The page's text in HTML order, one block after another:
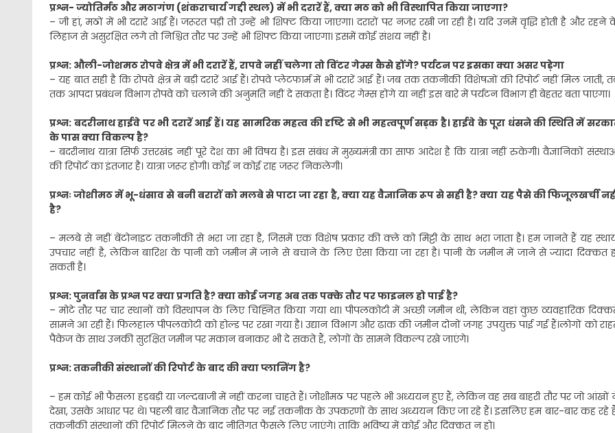
प्रश्न- ज्योतिर्मठ और मठागंण (शंकराचार्य गद्दी स्थल) में भी दरारें हैं, क्या मठ को भी विस्थापित किया जाएगा?
– जी हां, मठों में भी दरारें आई हैं। जरूरत पड़ी तो उन्हें भी शिफ्ट किया जाएगा। दरारों पर नजर रखी जा रही है। यदि उनमें वृद्धि होती है और रहने
लिहाज से असुरक्षित लगे तो निश्चित तौर पर उन्हें भी शिफ्ट किया जाएगा। इसमें कोई संशय नहीं है।
प्रश्न: औली-जोशमठ रोपवे क्षेत्र में भी दरारें हैं, रापवे नहीं चलेगा तो विंटर गेम्स कैसे होंगे? पर्यटन पर इसका क्या असर पड़ेगा
– यह बात सही है कि रोपवे क्षेत्र में बड़ी दरारें आई हैं। रोपवे प्लेटफार्म में भी दरारें आई हैं। जब तक तकनीकी विशेषज्ञों की रिपोर्ट नहीं मिल जाती,
तक आपदा प्रबंधन विभाग रोपवे को चलाने की अनुमति नहीं दे सकता है। विंटर गेम्स होंगे या नहीं इस बारे में पर्यटन विभाग ही बेहतर बता पाएगा।
प्रश्न: बदरीनाथ हाईवे पर भी दरारें आई हैं। यह सामरिक महत्व की दृष्टि से भी महत्वपूर्ण सड़क है। हाईवे के पूरा धंसने की स्थिति में
के पास क्या विकल्प है?
– बदरीनाथ यात्रा सिर्फ उत्तरखंड नहीं पूरे देश का भी विषय है। इस संबंध में मुख्यमंत्री का साफ आदेश है कि यात्रा नहीं रुकेगी। वैज्ञानिकों
की रिपोर्ट का इंतजार है। यात्रा जरूर होगी। कोई न कोई राह जरूर निकलेगी।
प्रश्नः जोशीमठ में भू-धंसाव से बनी बरारों को मलबे से पाटा जा रहा है, क्या यह वैज्ञानिक रूप से सही है? क्या यह पैसे की फिजूलखर्ची
है?
– मलबे से नहीं बेंटोनाइट तकनीकी से भरा जा रहा है, जिसमें एक विशेष प्रकार की क्ले को मिट्टी के साथ भरा जाता है। हम जानते हैं यह
उपचार नहीं है, लेकिन बारिश के पानी को जमीन में जाने से बचाने के लिए ऐसा किया जा रहा है। पानी के जमीन में जाने से ज्यादा दिक्कत
सकती है।
प्रश्न: पुनर्वास के प्रश्न पर क्या प्रगति है? क्या कोई जगह अब तक पक्के तौर पर फाइनल हो पाई है?
– मोटे तौर पर चार स्थानों को विस्थापन के लिए चिह्नित किया गया था। पीपलकोटी में अच्छी जमीन थी, लेकिन वहां कुछ व्यवहारिक
सामने आ रही हैं। फिलहाल पीपलकोटी को होल्ड पर रखा गया है। उद्यान विभाग और ढाक की जमीन दोनों जगह उपयुक्त पाई गई हैं।लोगों को
पैकेज के साथ उनकी सुरक्षित जमीन पर मकान बनाकर भी दे सकते हैं, लोगों के सामने विकल्प रखे जाएंगे।
प्रश्न: तकनीकी संस्थानों की रिपोर्ट के बाद की क्या प्लानिंग है?
– हम कोई भी फैसला हड़बड़ी या जल्दबाजी में नहीं करना चाहते हैं। जोशीमठ पर पहले भी अध्ययन हुए हैं, लेकिन वह सब बाहरी तौर पर जो आंखों
देखा, उसके आधार पर थे। पहली बार वैज्ञानिक तौर पर नई तकनीक के उपकरणों के साथ अध्ययन किए जा रहे हैं। इसलिए हम बार-बार कह रहे
तकनीकी संस्थानों की रिपोर्ट मिलने के बाद नीतिगत फैसले लिए जाएंगे। ताकि भविष्य में कोई और दिक्कत न हो।